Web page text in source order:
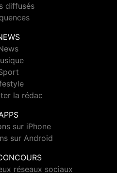
diffusés
la rédac
sur iPhone
sur Android
réseaux sociaux